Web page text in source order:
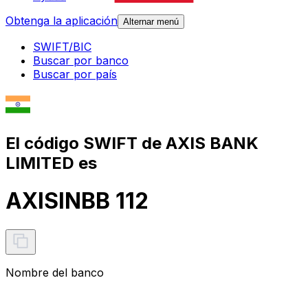
Obtenga la aplicación Alternar menú
SWIFT/BIC
Buscar por banco
Buscar por país
El código SWIFT de AXIS BANK
LIMITED es
AXISINBB 112
Nombre del banco